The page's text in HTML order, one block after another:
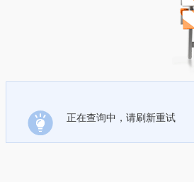
正在查询中，请刷新重试